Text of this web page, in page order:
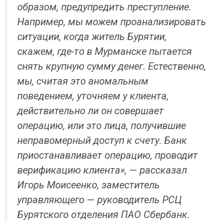
образом, предупредить преступление.
Например, мы можем проанализировать
ситуации, когда житель Бурятии,
скажем, где-то в Мурманске пытается
снять крупную сумму денег. Естественно,
мы, считая это аномальным
поведением, уточняем у клиента,
действительно ли он совершает
операцию, или это лица, получившие
неправомерный доступ к счету. Банк
приостанавливает операцию, проводит
верификацию клиента», — рассказал
Игорь Моисеенко, заместитель
управляющего — руководитель РСЦ
Бурятского отделения ПАО Сбербанк.